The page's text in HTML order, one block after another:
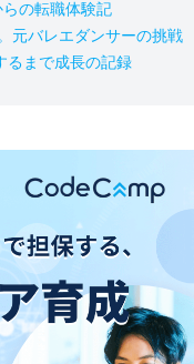
らの転職体験記
元バレエダンサーの挑戦
るまで成長の記録